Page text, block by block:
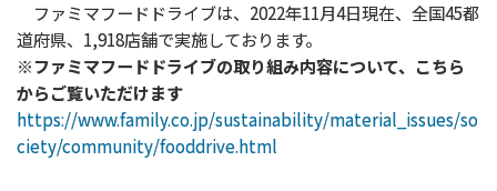
ファミマフードドライブは、2022年11月4日現在、全国45都
道府県、1,918店舗で実施しております。
※ファミマフードドライブの取り組み内容について、こちら
からご覧いただけます
https://www.family.co.jp/sustainability/material_issues/so
ciety/community/fooddrive.html